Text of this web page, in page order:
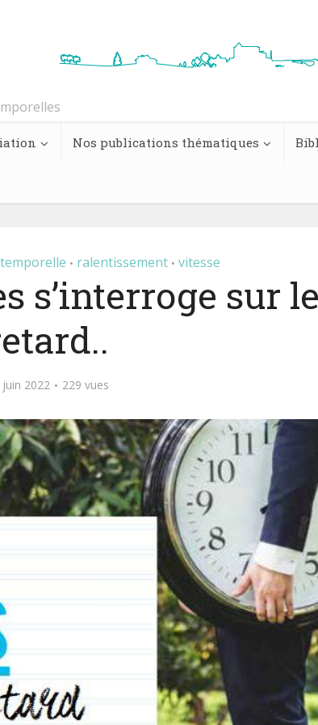
Nos publications thématiques
• ralentissement • vitesse
s’interroge sur le
2022 229 vues